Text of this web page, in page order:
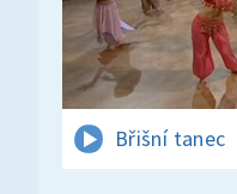
Břišní tanec